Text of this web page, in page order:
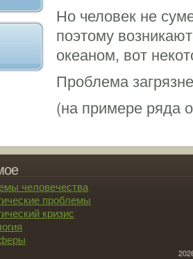
Но человек не
поэтому
океаном, вот
Проблема
(на примере ряда
человечества
проблемы
кризис